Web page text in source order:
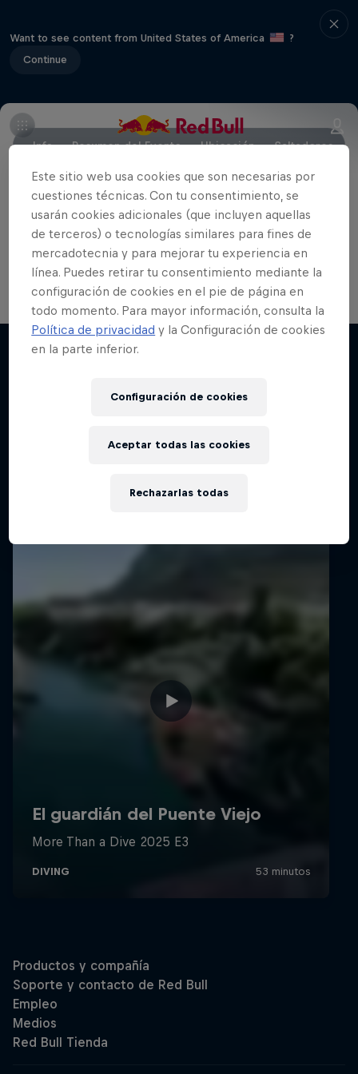
Want to see content from United States of America
?
Continue
Info Resumen del Evento Ubicación Saltadores
Colaboradores
Películas y Shows
More than a Dive
El Red Bull Cliff Diving desde dentro
CLAVADOS
Este sitio web usa cookies que son necesarias por
cuestiones técnicas. Con tu consentimiento, se
usarán cookies adicionales (que incluyen aquellas
de terceros) o tecnologías similares para fines de
mercadotecnia y para mejorar tu experiencia en
línea. Puedes retirar tu consentimiento mediante la
configuración de cookies en el pie de página en
todo momento. Para mayor información, consulta la
Política de privacidad y la Configuración de cookies
en la parte inferior.
Configuración de cookies
Rechazarlas todas
Aceptar todas las cookies